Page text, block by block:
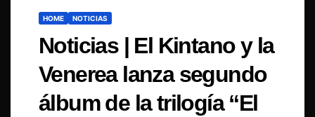
HOME NOTICIAS
Noticias | El Kintano y la
Venerea lanza segundo
álbum de la trilogía “El